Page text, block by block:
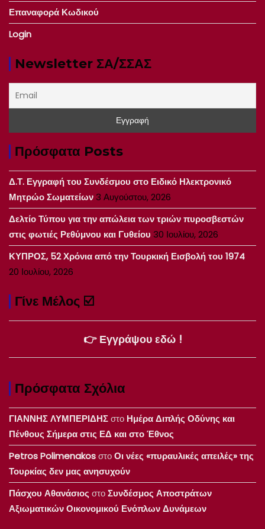
Επαναφορά Κωδικού
Login
Newsletter ΣΑ/ΣΣΑΣ
Πρόσφατα Posts
Δ.Τ. Εγγραφή του Συνδέσμου στο Ειδικό Ηλεκτρονικό
Μητρώο Σωματείων3 Αυγούστου, 2026
Δελτίο Τύπου για την απώλεια των τριών πυροσβεστών
στις φωτιές Ρεθύμνου και Γυθείου 30 Ιουλίου, 2026
ΚΥΠΡΟΣ, 52 Χρόνια από την Τουρκική Εισβολή του 1974
20 Ιουλίου, 2026
Γίνε Μέλος ☑️
👉 Εγγράψου εδώ !
Πρόσφατα Σχόλια
ΓΙΑΝΝΗΣ ΛΥΜΠΕΡΙΔΗΣστο Ημέρα Διπλής Οδύνης και
Πένθους Σήμερα στις ΕΔ και στο Έθνος
Petros PolimenakosστοΟι νέες «πυραυλικές απειλές» της
Τουρκίας δεν μας ανησυχούν
Πάσχου Αθανάσιος στοΣυνδέσμος Αποστράτων
Αξιωματικών Οικονομικού Ενόπλων Δυνάμεων